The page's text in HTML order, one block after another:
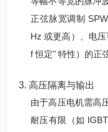
正弦脉宽调制
Hz 或更高）、电
f 恒定" 特性）的正
3. 高压隔离与输出
由于高压电机需高
耐压有限（如